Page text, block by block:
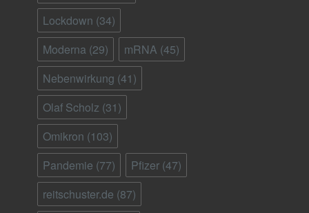
Lockdown (34)
Moderna (29) mRNA (45)
Nebenwirkung (41)
Olaf Scholz (31)
Omikron (103)
Pandemie (77) Pfizer (47)
reitschuster.de (87)